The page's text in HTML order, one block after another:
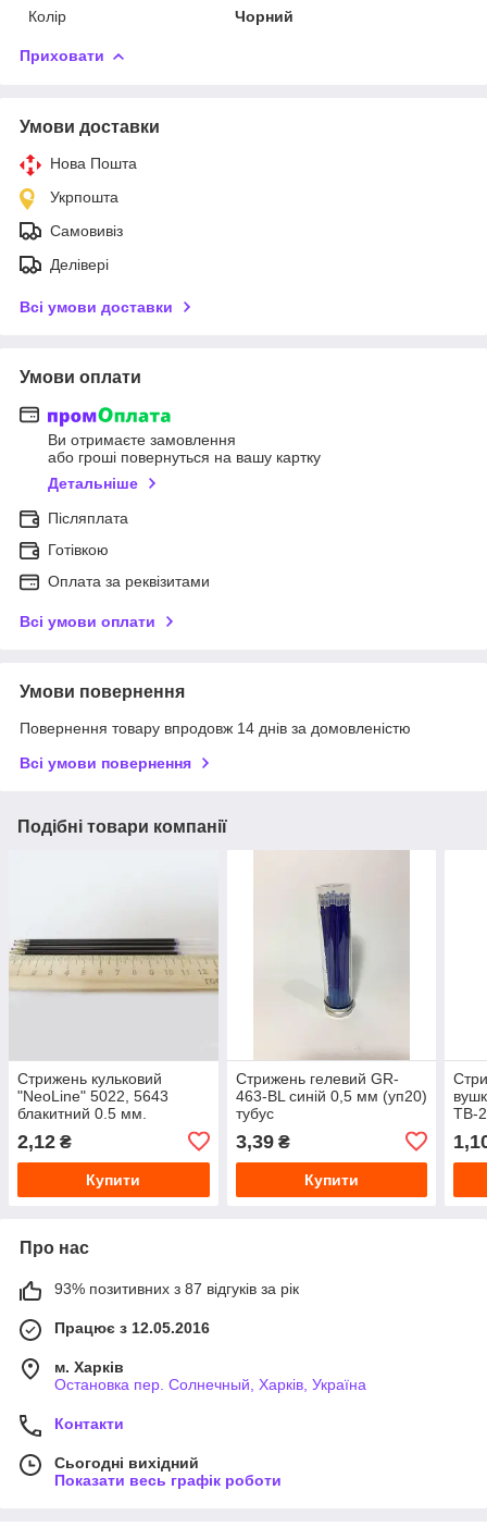
Колір
Чорний
Приховати
Умови доставки
Нова Пошта
Укрпошта
Самовивіз
Делівері
Всі умови доставки
Умови оплати
Ви отримаєте замовлення
або гроші повернуться на вашу картку
Детальніше
Післяплата
Готівкою
Оплата за реквізитами
Всі умови оплати
Умови повернення
Повернення товару впродовж 14 днів за домовленістю
Всі умови повернення
Подібні товари компанії
Стрижень кульковий
"NeoLine" 5022, 5643
блакитний 0.5 мм.
2,12 ₴
Купити
Стрижень гелевий GR-
463-BL синій 0,5 мм (уп20)
тубус
3,39₴
Купити
TB-
Про нас
93% позитивних з 87 відгуків за рік
Працює з 12.05.2016
м. Харків
Остановка пер. Солнечный, Харків, Україна
Контакти
Сьогодні вихідний
Показати весь графік роботи